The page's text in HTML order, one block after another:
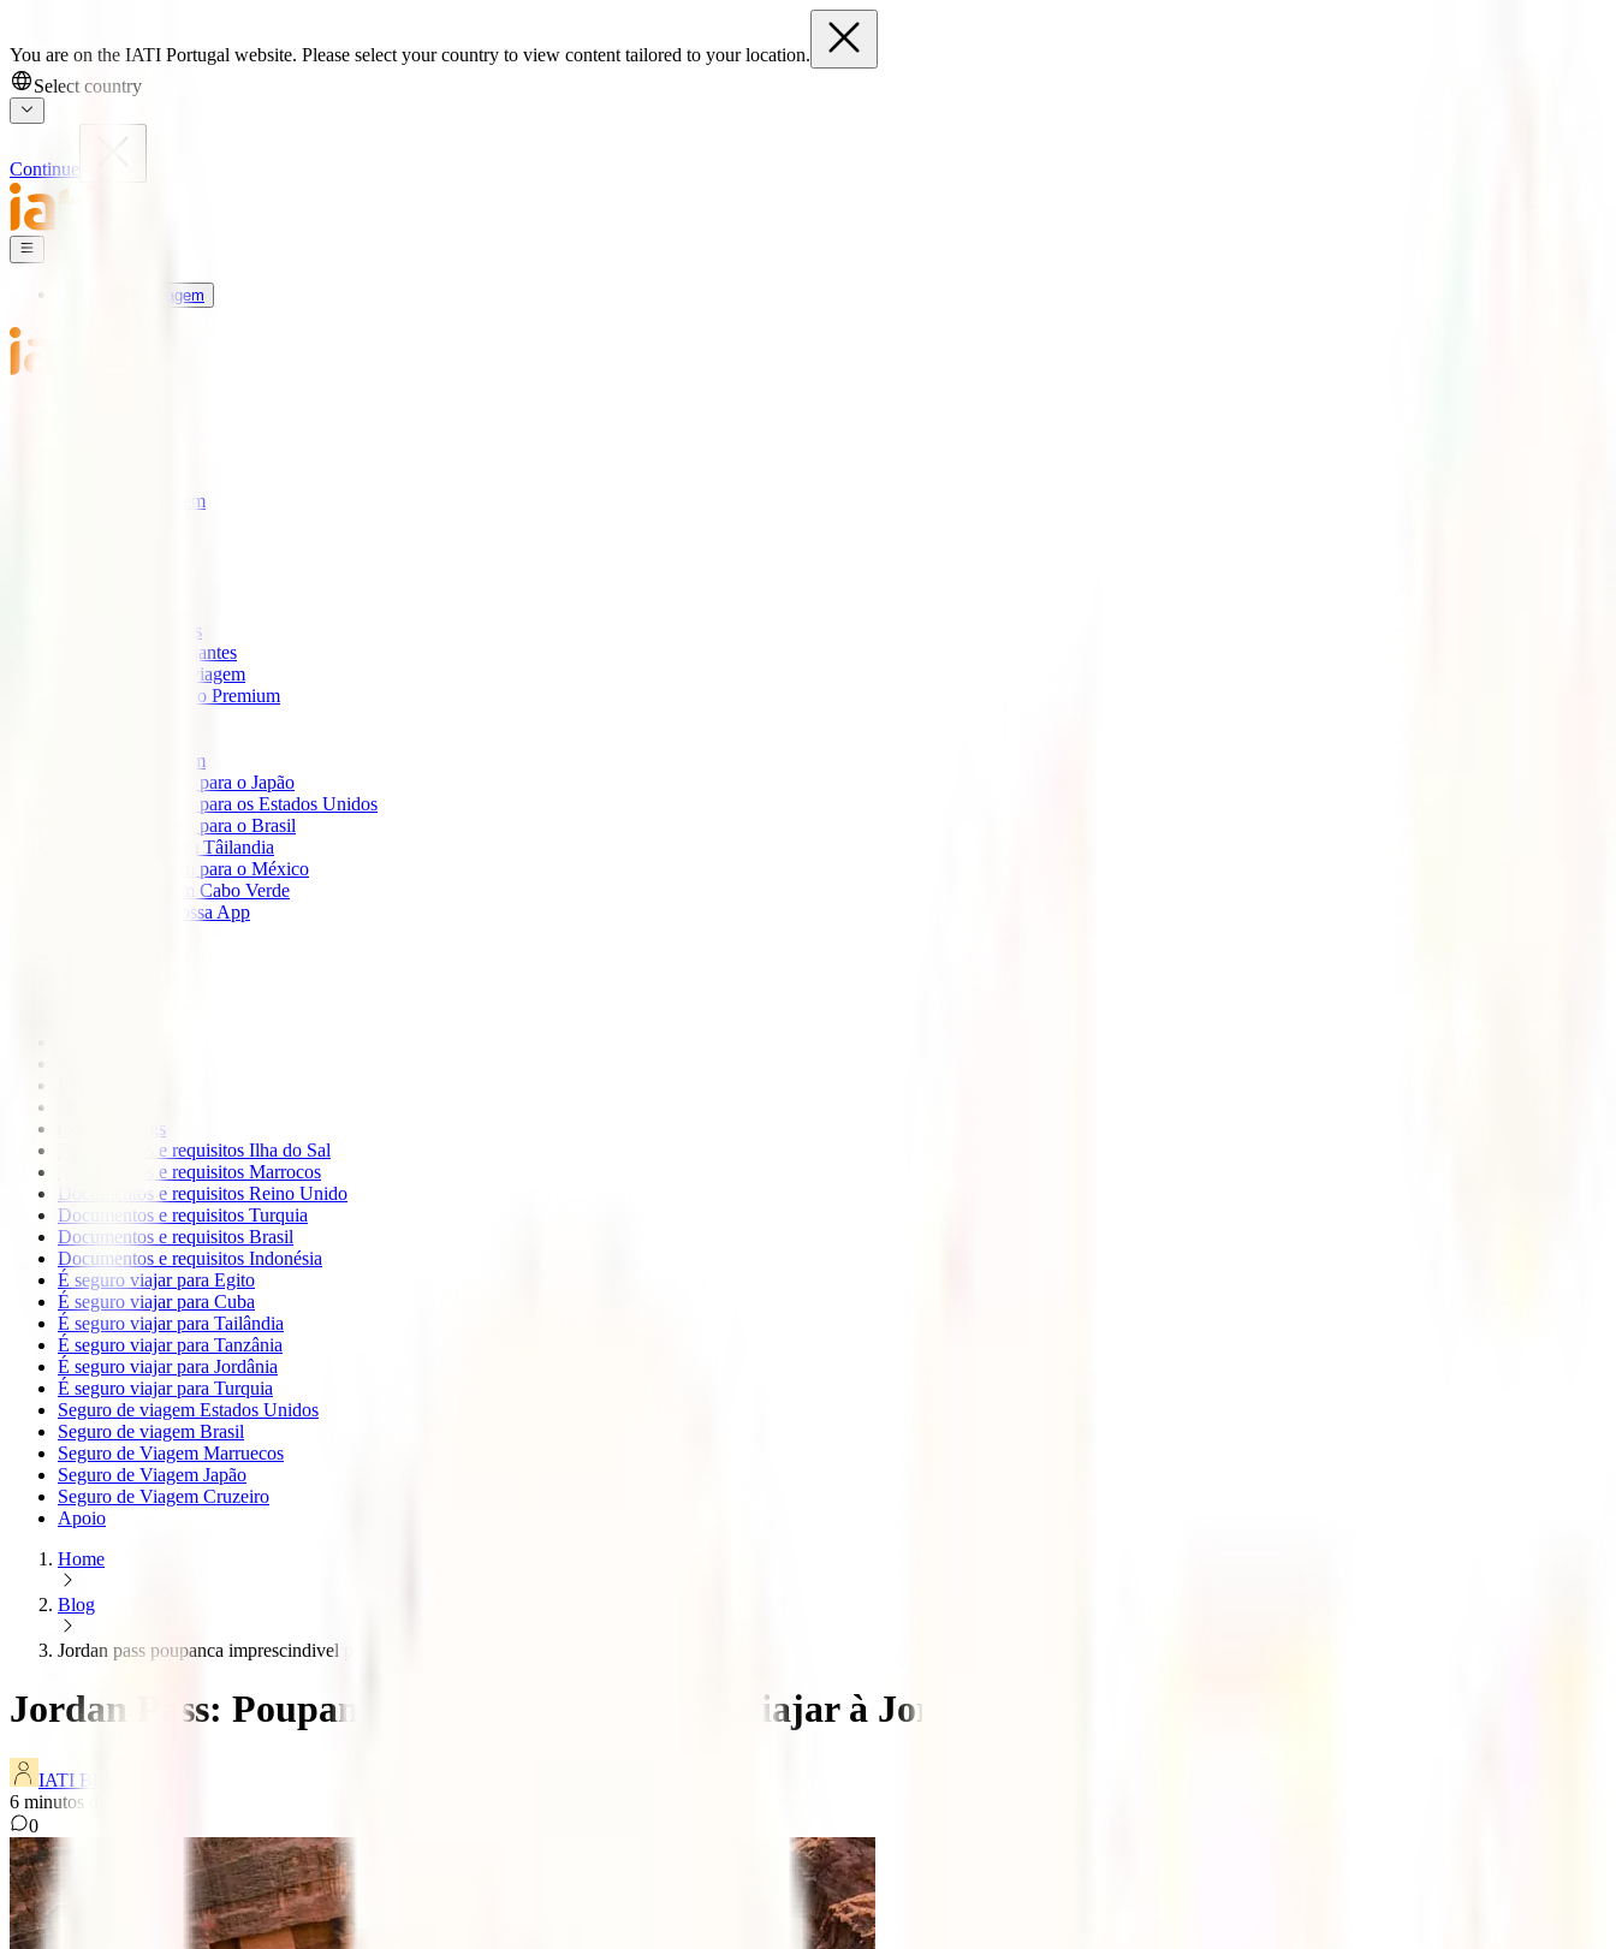
You are on the IATI Portugal website. Please select your country to view content tailored to your location.
Select country
Continue
Seguros de Viagem
Seguros de Viagem
IATI Escapadinhas
IATI Grandes Viajantes
IATI Anual Multiviagem
IATI Cancelamento Premium
Seguros de Viagem
Seguro de viagem para o Japão
Seguro de viagem para os Estados Unidos
Seguro de viagem para o Brasil
Seguro de Viagem Tâilandia
Seguro de viagem para o México
Seguro de viagem Cabo Verde
Descarregue a nossa App
todos os blogs
Documentos e requisitos Ilha do Sal
Documentos e requisitos Marrocos
Documentos e requisitos Reino Unido
Documentos e requisitos Turquia
Documentos e requisitos Brasil
Documentos e requisitos Indonésia
É seguro viajar para Egito
É seguro viajar para Cuba
É seguro viajar para Tailândia
É seguro viajar para Tanzânia
É seguro viajar para Jordânia
É seguro viajar para Turquia
Seguro de viagem Estados Unidos
Seguro de viagem Brasil
Seguro de Viagem Marruecos
Seguro de Viagem Japão
Seguro de Viagem Cruzeiro
Apoio
Home
Blog
Jordan pass poupanca imprescindivel para viajar jordania
Jordan Pass: Poupança imprescindível para viajar à Jordânia
IATI Blog
6 minutos de leitura
0